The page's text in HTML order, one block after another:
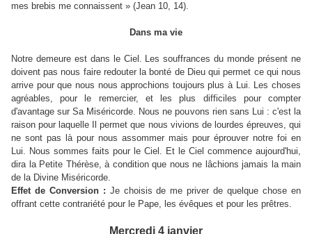
mes brebis me connaissent » (Jean 10, 14).
Dans ma vie
Notre demeure est dans le Ciel. Les souffrances du monde présent ne
doivent pas nous faire redouter la bonté de Dieu qui permet ce qui nous
arrive pour que nous nous approchions toujours plus à Lui. Les choses
agréables, pour le remercier, et les plus difficiles pour compter
d'avantage sur Sa Miséricorde. Nous ne pouvons rien sans Lui : c'est la
raison pour laquelle Il permet que nous vivions de lourdes épreuves, qui
ne sont pas là pour nous assommer mais pour éprouver notre foi en
Lui. Nous sommes faits pour le Ciel. Et le Ciel commence aujourd'hui,
dira la Petite Thérèse, à condition que nous ne lâchions jamais la main
de la Divine Miséricorde.
Effet de Conversion : Je choisis de me priver de quelque chose en
offrant cette contrariété pour le Pape, les évêques et pour les prêtres.
Mercredi 4 janvier